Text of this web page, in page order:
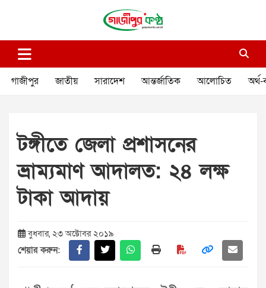
গাজীপুর কণ্ঠ
গাজীপুর জাতীয় সারাদেশ আন্তর্জাতিক আলোচিত অর্থ-
টঙ্গীতে জেলা প্রশাসনের
ভ্রাম্যমাণ আদালত: ২৪ লক্ষ
টাকা আদায়
বুধবার, ২৩ অক্টোবর ২০১৯
শেয়ার করুন: